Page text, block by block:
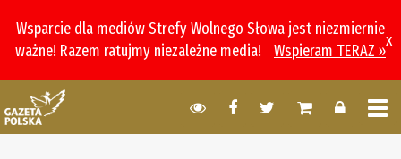
Wsparcie dla mediów Strefy Wolnego Słowa jest niezmiernie
ważne! Razem ratujmy niezależne media!
Wspieram TERAZ »
x